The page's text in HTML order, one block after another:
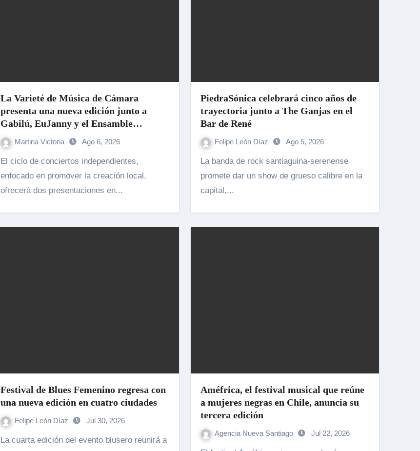
La Varieté de Música de Cámara
presenta una nueva edición junto a
Gabilú, EuJanny y el Ensamble
Mangata del Lago
Martina Victoria Ago 6, 2026
El ciclo de conciertos independientes,
enfocado en promover la creación local,
ofrecerá dos presentaciones en...
PiedraSónica celebrará cinco años de
trayectoria junto a The Ganjas en el
Bar de René
Felipe León Díaz Ago 5, 2026
La banda de rock santiaguina-serenense
promete dar un show de grueso calibre en la
capital,...
Festival de Blues Femenino regresa con
una nueva edición en cuatro ciudades
Felipe León Díaz Jul 30, 2026
La cuarta edición del evento blusero reunirá a
Améfrica, el festival musical que reúne
a mujeres negras en Chile, anuncia su
tercera edición
Agencia Nueva Santiago Jul 22, 2026